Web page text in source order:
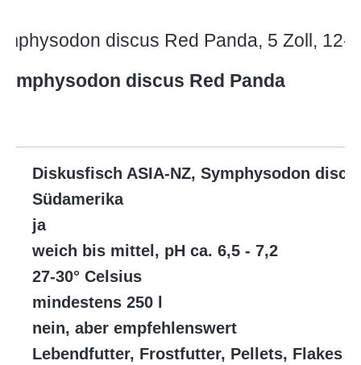
discus Red Panda, 5 Zoll, 12-
discus Red Panda
Diskusfisch ASIA-NZ, Symphysodon
Südamerika
ja
weich bis mittel, pH ca. 6,5 - 7,2
27-30° Celsius
mindestens 250 l
nein, aber empfehlenswert
Lebendfutter, Frostfutter, Pellets, Flakes